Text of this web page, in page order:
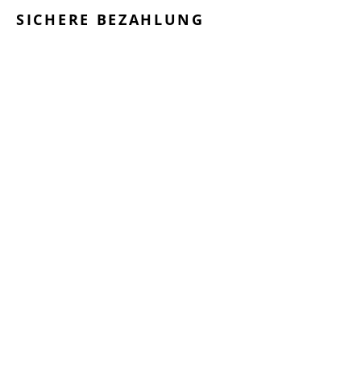
SICHERE BEZAHLUNG